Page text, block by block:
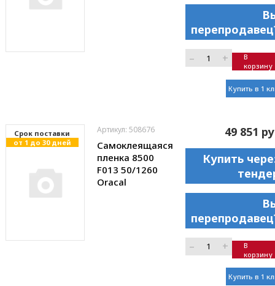
– +
В
корзину
Купить в 1
Cрок поставки
от 1 до 30 дней
Артикул: 508676
Самоклеящаяся
пленка 8500
F013 50/1260
Oracal
49 851
Купить
– +
В
корзину
Купить в 1